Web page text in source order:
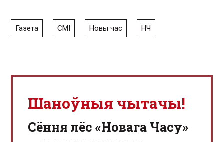
Газета СМІ Новы час НЧ
Шаноўныя чытачы!
Сёння лёс «Новага Часу»